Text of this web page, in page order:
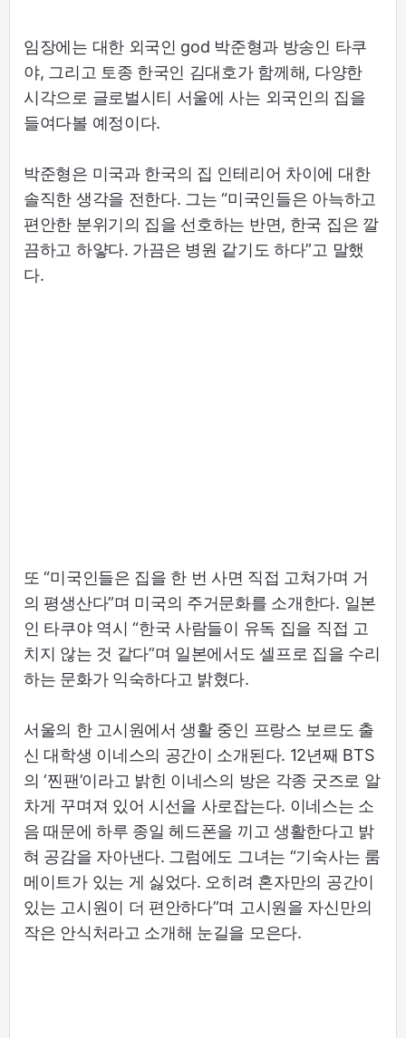
임장에는 대한 외국인 god 박준형과 방송인 타쿠
야, 그리고 토종 한국인 김대호가 함께해, 다양한
시각으로 글로벌시티 서울에 사는 외국인의 집을
들여다볼 예정이다.
박준형은 미국과 한국의 집 인테리어 차이에 대한
솔직한 생각을 전한다. 그는 “미국인들은 아늑하고
편안한 분위기의 집을 선호하는 반면, 한국 집은 깔
끔하고 하얗다. 가끔은 병원 같기도 하다”고 말했
다.
또 “미국인들은 집을 한 번 사면 직접 고쳐가며 거
의 평생산다”며 미국의 주거문화를 소개한다. 일본
인 타쿠야 역시 “한국 사람들이 유독 집을 직접 고
치지 않는 것 같다”며 일본에서도 셀프로 집을 수리
하는 문화가 익숙하다고 밝혔다.
서울의 한 고시원에서 생활 중인 프랑스 보르도 출
신 대학생 이네스의 공간이 소개된다. 12년째 BTS
의 ‘찐팬’이라고 밝힌 이네스의 방은 각종 굿즈로 알
차게 꾸며져 있어 시선을 사로잡는다. 이네스는 소
음 때문에 하루 종일 헤드폰을 끼고 생활한다고 밝
혀 공감을 자아낸다. 그럼에도 그녀는 “기숙사는 룸
메이트가 있는 게 싫었다. 오히려 혼자만의 공간이
있는 고시원이 더 편안하다”며 고시원을 자신만의
작은 안식처라고 소개해 눈길을 모은다.